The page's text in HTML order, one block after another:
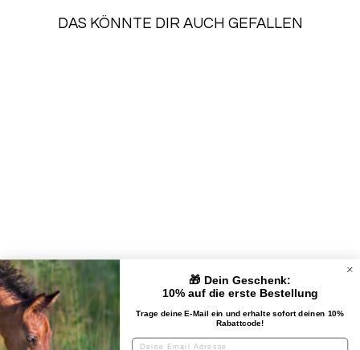
DAS KÖNNTE DIR AUCH GEFALLEN
UNTERNEHMEN
KUNDENSERVICE
🎁 Dein Geschenk:
10% auf die erste Bestellung
Trage deine E-Mail ein und erhalte sofort deinen 10%
Rabattcode!